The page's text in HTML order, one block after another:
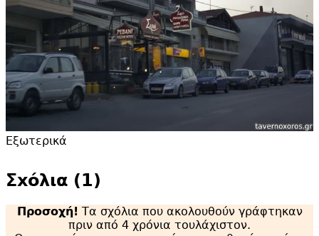
Εξωτερικά
Σxόλια (1)
Προσοχή! Τα σχόλια που ακολουθούν γράφτηκαν
πριν από 4 χρόνια τουλάχιστον.